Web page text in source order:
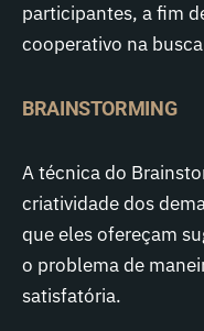
participantes, a fim
cooperativo na
BRAINSTORMING
A técnica do
criatividade dos
que eles ofereçam
o problema de
satisfatória.